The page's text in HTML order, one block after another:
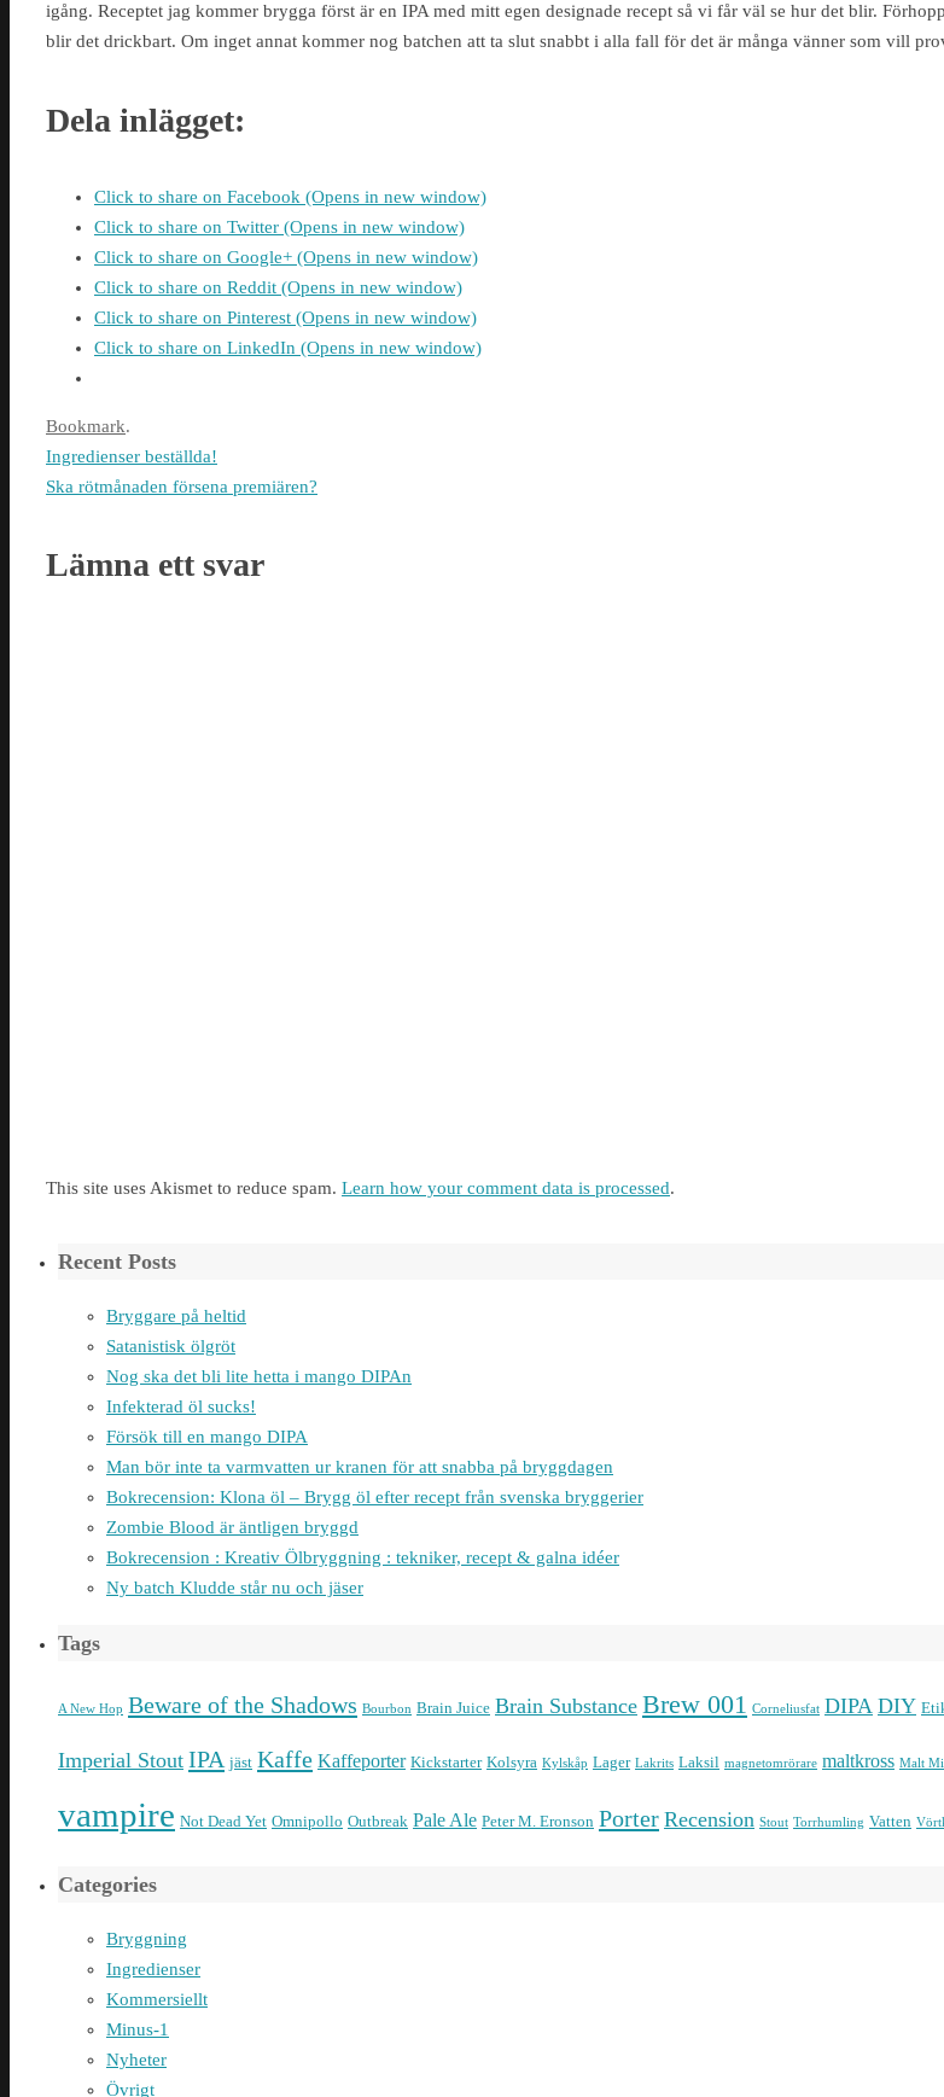
igång. Receptet jag kommer brygga först är en IPA med mitt egen designade recept så vi får väl se hur det blir.
blir det drickbart. Om inget annat kommer nog batchen att ta slut snabbt i alla fall för det är många vänner som vill
Dela inlägget:
Click to share on Facebook (Opens in new window)
Click to share on Twitter (Opens in new window)
Click to share on Google+ (Opens in new window)
Click to share on Reddit (Opens in new window)
Click to share on Pinterest (Opens in new window)
Click to share on LinkedIn (Opens in new window)
Bookmark.
Ingredienser beställda!
Ska rötmånaden försena premiären?
Lämna ett svar
This site uses Akismet to reduce spam. Learn how your comment data is processed.
Recent Posts
Bryggare på heltid
Satanistisk ölgröt
Nog ska det bli lite hetta i mango DIPAn
Infekterad öl sucks!
Försök till en mango DIPA
Man bör inte ta varmvatten ur kranen för att snabba på bryggdagen
Bokrecension: Klona öl – Brygg öl efter recept från svenska bryggerier
Zombie Blood är äntligen bryggd
Bokrecension : Kreativ Ölbryggning : tekniker, recept & galna idéer
Ny batch Kludde står nu och jäser
Tags
A New Hop Beware of the Shadows Bourbon Brain Juice Brain Substance Brew 001 Corneliusfat DIPA DIY
Imperial Stout IPA jäst Kaffe Kaffeporter Kickstarter Kolsyra Kylskåp Lager Lakrits Laksil magnetomrörare maltkross Malt
vampire Not Dead Yet Omnipollo Outbreak Pale Ale Peter M. Eronson Porter Recension Stout Torrhumling Vatten
Categories
Bryggning
Ingredienser
Kommersiellt
Minus-1
Nyheter
Övrigt